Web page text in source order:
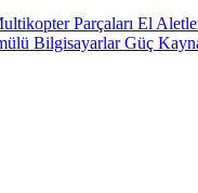
Parçaları El
BilgisayarlarGüç